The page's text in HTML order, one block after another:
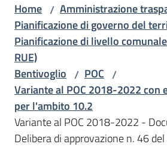
Amministrazione
Menu selezionato
Novità
Servizi
Vivere
Home / Amministrazione
Pianificazione di governo del
Pianificazione di livello comunale
RUE)
Bentivoglio / POC /
Variante al POC 2018-2022 con
per l'ambito 10.2
Variante al POC 2018-2022 -
Delibera di approvazione n. 46